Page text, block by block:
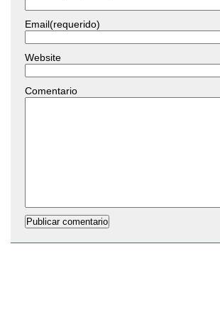
Email(requerido)
Website
Comentario